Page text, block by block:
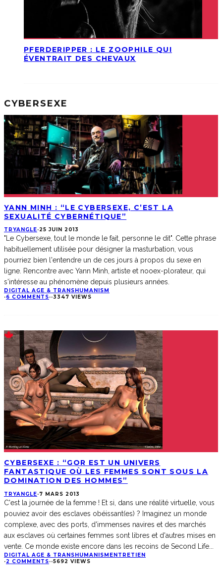
PFERDERIPPER : LE ZOOPHILE QUI
ÉVENTRAIT DES CHEVAUX
CYBERSEXE
YANN MINH : “LE CYBERSEXE, C’EST LA
SEXUALITÉ CYBERNÉTIQUE”
TRYANGLE·25 JUIN 2013
"Le Cybersexe, tout le monde le fait, personne le dit". Cette phrase
habituellement utilisée pour désigner la masturbation, vous
pourriez bien l'entendre un de ces jours à propos du sexe en
ligne. Rencontre avec Yann Minh, artiste et nooex-plorateur, qui
s'intéresse au phénomène depuis plusieurs années.
DIGITAL AGE & TRANSHUMANISM
·6 COMMENTS··3347 VIEWS
CYBERSEXE : “GOR EST UN UNIVERS
FANTASTIQUE OÙ LES FEMMES SONT SOUS LA
DOMINATION DES HOMMES”
TRYANGLE·7 MARS 2013
C'est la journée de la femme ! Et si, dans une réalité virtuelle, vous
pouviez avoir des esclaves obéissant(es) ? Imaginez un monde
complexe, avec des ports, d'immenses navires et des marchés
aux esclaves où certaines femmes sont libres et d'autres mises en
vente. Ce monde existe encore dans les recoins de Second Life...
DIGITAL AGE & TRANSHUMANISM ENTRETIEN
·2 COMMENTS··5692 VIEWS